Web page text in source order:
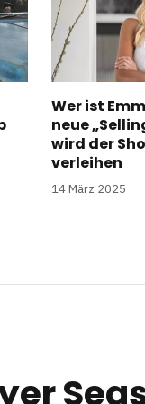
Wer ist
neue
wird der
verleihen
14 März 2025